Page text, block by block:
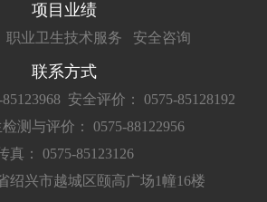
项目业绩
职业卫生技术服务 安全咨询
联系方式
安全评价： 0575-85128192
测与评价： 0575-88122956
真： 0575-85123126
绍兴市越城区颐高广场1幢16楼